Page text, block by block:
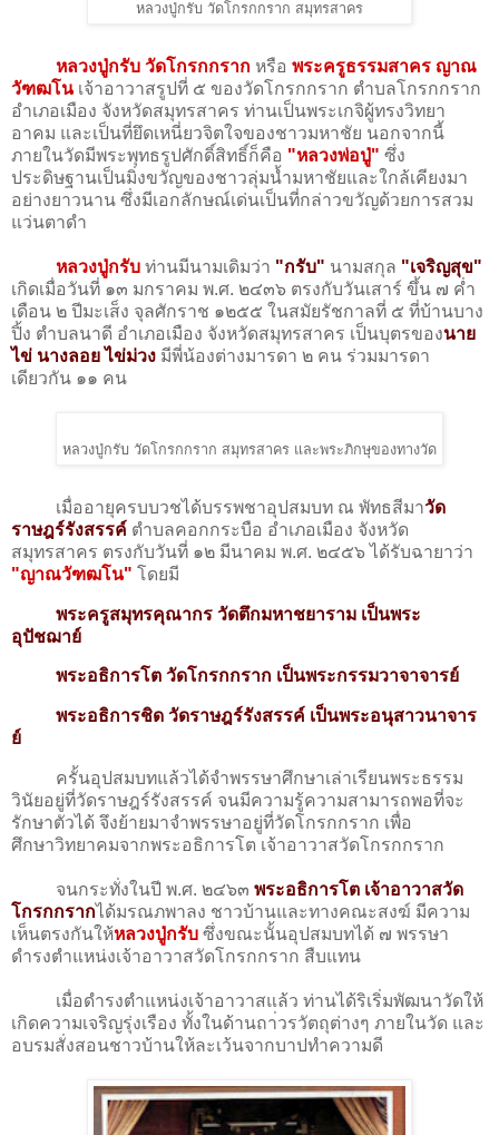
หลวงปู่กรับ วัดโกรกกราก สมุทรสาคร
หลวงปู่กรับ วัดโกรกกราก หรือ พระครูธรรมสาคร ญาณ
วัฑฒโน เจ้าอาวาสรูปที่ ๕ ของวัดโกรกกราก ตำบลโกรกกราก
อำเภอเมือง จังหวัดสมุทรสาคร ท่านเป็นพระเกจิผู้ทรงวิทยา
อาคม และเป็นที่ยึดเหนี่ยวจิตใจของชาวมหาชัย นอกจากนี้
ภายในวัดมีพระพุทธรูปศักดิ์สิทธิ์ก็คือ "หลวงพ่อปู่" ซึ่ง
ประดิษฐานเป็นมิ่งขวัญของชาวลุ่มน้ำมหาชัยและใกล้เคียงมา
อย่างยาวนาน ซึ่งมีเอกลักษณ์เด่นเป็นที่กล่าวขวัญด้วยการสวม
แว่นตาดำ
หลวงปู่กรับ ท่านมีนามเดิมว่า "กรับ" นามสกุล "เจริญสุข"
เกิดเมื่อวันที่ ๑๓ มกราคม พ.ศ. ๒๔๓๖ ตรงกับวันเสาร์ ขึ้น ๗ ค่ำ
เดือน ๒ ปีมะเส็ง จุลศักราช ๑๒๕๕ ในสมัยรัชกาลที่ ๕ ที่บ้านบาง
ปิ้ง ตำบลนาดี อำเภอเมือง จังหวัดสมุทรสาคร เป็นบุตรของนาย
ไข่ นางลอย ไข่ม่วง มีพี่น้องต่างมารดา ๒ คน ร่วมมารดา
เดียวกัน ๑๑ คน
หลวงปู่กรับ วัดโกรกกราก สมุทรสาคร และพระภิกษุของทางวัด
เมื่ออายุครบบวชได้บรรพชาอุปสมบท ณ พัทธสีมาวัด
ราษฎร์รังสรรค์ ตำบลคอกกระบือ อำเภอเมือง จังหวัด
สมุทรสาคร ตรงกับวันที่ ๑๒ มีนาคม พ.ศ. ๒๔๕๖ ได้รับฉายาว่า
"ญาณวัฑฒโน" โดยมี
พระครูสมุทรคุณากร วัดตึกมหาชยาราม เป็นพระ
อุปัชฌาย์
พระอธิการโต วัดโกรกกราก เป็นพระกรรมวาจาจารย์
พระอธิการชิด วัดราษฎร์รังสรรค์ เป็นพระอนุสาวนาจาร
ย์
ครั้นอุปสมบทแล้วได้จำพรรษาศึกษาเล่าเรียนพระธรรม
วินัยอยู่ที่วัดราษฎร์รังสรรค์ จนมีความรู้ความสามารถพอที่จะ
รักษาตัวได้ จึงย้ายมาจำพรรษาอยู่ที่วัดโกรกกราก เพื่อ
ศึกษาวิทยาคมจากพระอธิการโต เจ้าอาวาสวัดโกรกกราก
จนกระทั่งในปี พ.ศ. ๒๔๖๓ พระอธิการโต เจ้าอาวาสวัด
โกรกกรากได้มรณภพาลง ชาวบ้านและทางคณะสงฆ์ มีความ
เห็นตรงกันให้หลวงปู่กรับ ซึ่งขณะนั้นอุปสมบทได้ ๗ พรรษา
ดำรงตำแหน่งเจ้าอาวาสวัดโกรกกราก สืบแทน
เมื่อดำรงตำแหน่งเจ้าอาวาสแล้ว ท่านได้ริเริ่มพัฒนาวัดให้
เกิดความเจริญรุ่งเรือง ทั้งในด้านถา่วรวัตถุต่างๆ ภายในวัด และ
อบรมสั่งสอนชาวบ้านให้ละเว้นจากบาปทำความดี